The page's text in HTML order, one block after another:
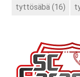
tyttösäbä (16)